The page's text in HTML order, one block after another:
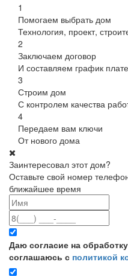
1
Помогаем выбрать дом
Технология, проект,
2
Заключаем договор
И составляем график
3
Строим дом
С контролем качества
4
Передаем вам ключи
От нового дома
Заинтересовал этот дом?
Оставьте свой номер
ближайшее время
Даю согласие на
соглашаюсь с политикой